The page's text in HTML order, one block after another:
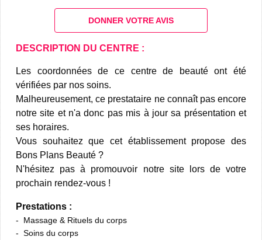
DONNER VOTRE AVIS
DESCRIPTION DU CENTRE :
Les coordonnées de ce centre de beauté ont été
vérifiées par nos soins.
Malheureusement, ce prestataire ne connaît pas encore
notre site et n'a donc pas mis à jour sa présentation et
ses horaires.
Vous souhaitez que cet établissement propose des
Bons Plans Beauté ?
N'hésitez pas à promouvoir notre site lors de votre
prochain rendez-vous !
Prestations :
Massage & Rituels du corps
Soins du corps